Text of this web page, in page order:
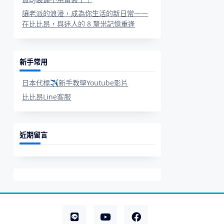
讓老派的浪漫，成為你生活的新日常——
在比比昂，與迷人的 8 釐米記憶重逢
新手常用
日本代標✈新手教學Youtube影片
比比昂Line客服
近期留言